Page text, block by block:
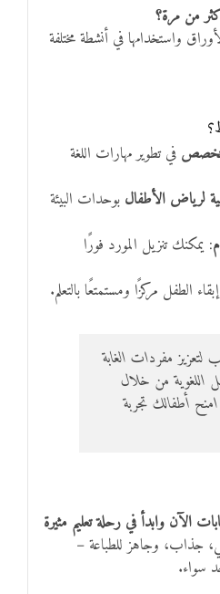
من مرة؟
واستخدامها في أنشطة مختلفة
في تطوير مهارات اللغة
لرياض الأطفال بوحدات البيئة
: يمكنك تنزيل المورد فورًا
الطفل مركزًا ومستمتعًا بالتعلم.
مفردات الغابة
اللغوية من خلال
أطفالك تجربة
الآن وابدأ في رحلة تعليم مثيرة
جذاب، وجاهز للطباعة –
سواء.